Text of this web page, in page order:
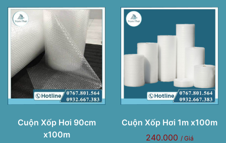
Cuộn Xốp Hơi 90cm
x100m
Cuộn Xốp Hơi 1m x100m
240.000 / Giá